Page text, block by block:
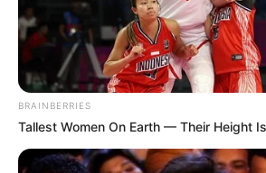
BRAINBERRIES
Tallest Women On Earth — Their Height